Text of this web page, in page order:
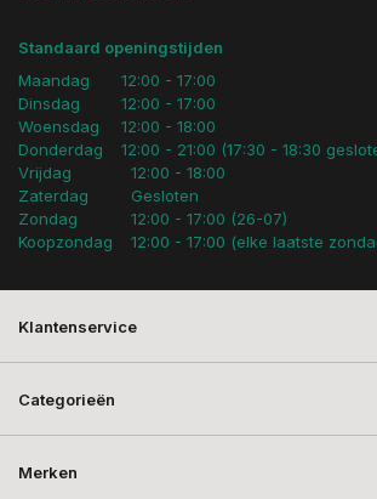
Standaard openingstijden
Maandag
Dinsdag
Woensdag
Donderdag
12:00 - 17:00
12:00 - 17:00
12:00 - 18:00
12:00 - 21:00 (17:30 - 18:30
Vrijdag
Zaterdag
Zondag
Koopzondag
12:00 - 18:00
Gesloten
12:00 - 17:00 (26-07)
12:00 - 17:00 (elke laatste
Klantenservice
Categorieën
Merken